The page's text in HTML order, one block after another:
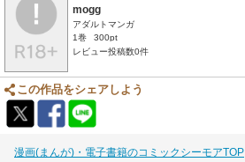
mogg
アダルトマンガ
1巻
300pt
レビュー投稿数0件
この作品をシェアしよう
漫画(まんが)・電子書籍のコミックシーモアTOP